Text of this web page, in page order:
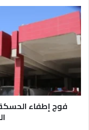
فوج
إطفاء
الحسكة
تستنفر
الاجراءات
لحماية
الزراعي
فوج إطفاء الحسكة